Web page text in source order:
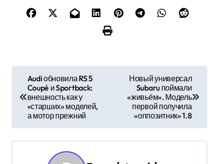
и
Audi обновила RS 5
Coupé и Sportback:
внешность как у
«старших» моделей,
а мотор прежний
Новый универсал
Subaru поймали
«живьём». Модель
первой получила
«оппозитник» 1.8